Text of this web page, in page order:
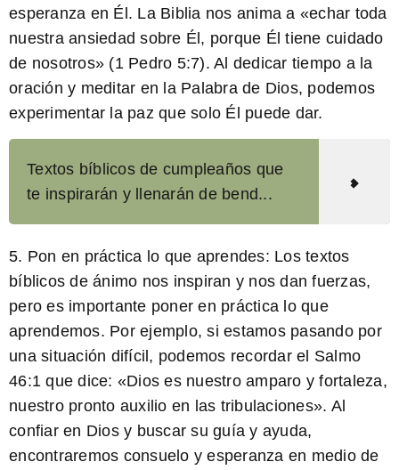
esperanza en Él. La Biblia nos anima a «echar toda
nuestra ansiedad sobre Él, porque Él tiene cuidado
de nosotros» (1 Pedro 5:7). Al dedicar tiempo a la
oración y meditar en la Palabra de Dios, podemos
experimentar la paz que solo Él puede dar.
Textos bíblicos de cumpleaños que
te inspirarán y llenarán de bend...
5. Pon en práctica lo que aprendes: Los textos
bíblicos de ánimo nos inspiran y nos dan fuerzas,
pero es importante poner en práctica lo que
aprendemos. Por ejemplo, si estamos pasando por
una situación difícil, podemos recordar el Salmo
46:1 que dice: «Dios es nuestro amparo y fortaleza,
nuestro pronto auxilio en las tribulaciones». Al
confiar en Dios y buscar su guía y ayuda,
encontraremos consuelo y esperanza en medio de